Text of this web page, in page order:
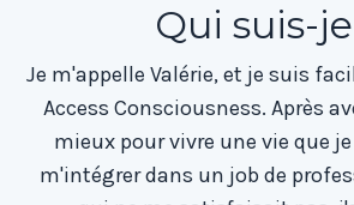
Qui suis-
Je m'appelle Valérie, et je suis
Access Consciousness. Après
mieux pour vivre une vie que
m'intégrer dans un job de